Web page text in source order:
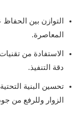
التوازن بين
المعاصرة.
الاستفادة من تقنيات
دقة التنفيذ.
تحسين البنية
الزوار وللرفع من